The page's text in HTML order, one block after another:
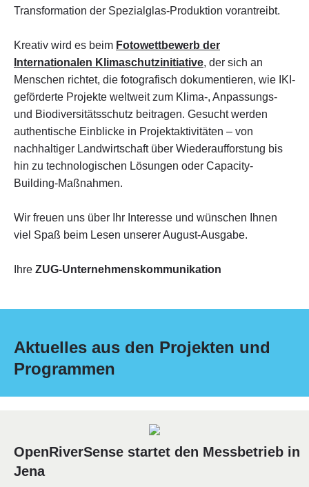
Transformation der Spezialglas-Produktion vorantreibt.
Kreativ wird es beim Fotowettbewerb der
Internationalen Klimaschutzinitiative, der sich an
Menschen richtet, die fotografisch dokumentieren, wie IKI-
geförderte Projekte weltweit zum Klima-, Anpassungs-
und Biodiversitätsschutz beitragen. Gesucht werden
authentische Einblicke in Projektaktivitäten – von
nachhaltiger Landwirtschaft über Wiederaufforstung bis
hin zu technologischen Lösungen oder Capacity-
Building-Maßnahmen.
Wir freuen uns über Ihr Interesse und wünschen Ihnen
viel Spaß beim Lesen unserer August-Ausgabe.
Ihre ZUG-Unternehmenskommunikation
Aktuelles aus den Projekten und
Programmen
OpenRiverSense startet den Messbetrieb in
Jena